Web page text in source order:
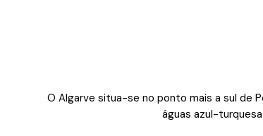
O Algarve situa-se no ponto mais a sul de
águas azul-